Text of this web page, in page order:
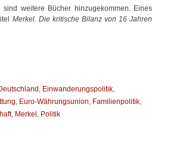
weitere Bücher hinzugekommen. Eines
Merkel. Die kritische Bilanz von 16 Jahren
, Einwanderungspolitik,
, Euro-Währungsunion, Familienpolitik,
, Merkel , Politik